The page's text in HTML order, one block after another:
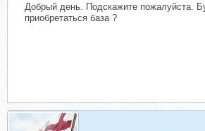
Добрый день. Подскажите пожалуйста.
приобретаться база ?